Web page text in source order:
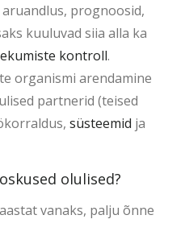
prognoosid,
kuuluvad siia alla ka
kontroll.
organismi arendamine
partnerid (teised
süsteemid ja
olulised?
vanaks, palju õnne